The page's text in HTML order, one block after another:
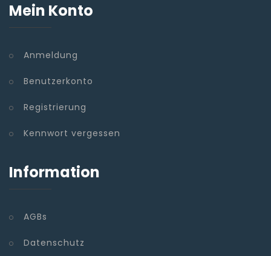
Mein Konto
Anmeldung
Benutzerkonto
Registrierung
Kennwort vergessen
Information
AGBs
Datenschutz